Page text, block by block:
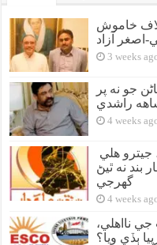
خاموش
اصغر آزاد
3 weeks
جو نه پر
راشدي
4 weeks
بند نه ٿيڻ
گهرجي
4 weeks
نااهلي،